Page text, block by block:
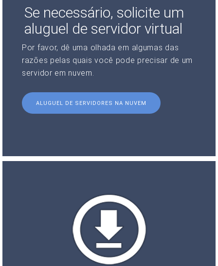
Se necessário, solicite um
aluguel de servidor virtual
Por favor, dê uma olhada em algumas das
razões pelas quais você pode precisar de um
servidor em nuvem.
ALUGUEL DE SERVIDORES NA NUVEM